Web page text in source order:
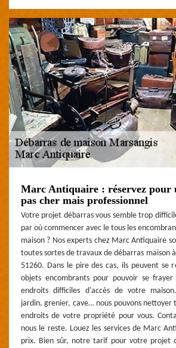
Marc Antiquaire : réservez pour
pas cher mais professionnel
Votre projet débarras vous semble trop
par où commencer avec le tous les
maison ? Nos experts chez Marc Antiquaire
toutes sortes de travaux de débarras maison
51260. Dans le pire des cas, ils peuvent se
objets encombrants pour pouvoir se
endroits difficiles d'accès de votre
jardin, grenier, cave… nous pouvons nettoyer
endroits de votre propriété pour vous.
nous le reste. Louez les services de Marc
prix. Bien sûr, notre tarif pour votre projet